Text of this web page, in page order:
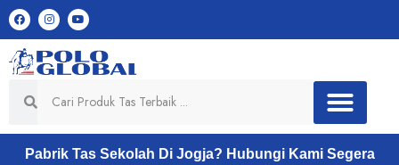
Pabrik Tas Sekolah Di Jogja? Hubungi Kami Segera